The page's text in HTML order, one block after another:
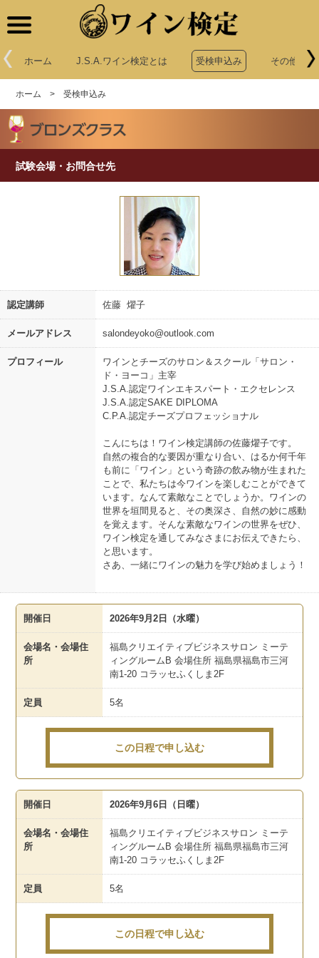
ホーム J.S.A.ワイン検定とは 受検申込み その他申込
ホーム >受検申込み
試験会場・お問合せ先
認定講師 佐藤 燿子
メールアドレス salondeyoko@outlook.com
プロフィール
ワインとチーズのサロン＆スクール「サロン・
ド・ヨーコ」主宰
J.S.A.認定ワインエキスパート・エクセレンス
J.S.A.認定SAKE DIPLOMA
C.P.A.認定チーズプロフェッショナル
こんにちは！ワイン検定講師の佐藤燿子です。
自然の複合的な要因が重なり合い、はるか何千年
も前に「ワイン」という奇跡の飲み物が生まれた
ことで、私たちは今ワインを楽しむことができて
います。なんて素敵なことでしょうか。ワインの
世界を垣間見ると、その奥深さ、自然の妙に感動
を覚えます。そんな素敵なワインの世界をぜひ、
ワイン検定を通してみなさまにお伝えできたら、
と思います。
さあ、一緒にワインの魅力を学び始めましょう！
開催日 2026年9月2日（水曜）
会場名・会場住
所
福島クリエイティブビジネスサロン ミーテ
ィングルームB 会場住所 福島県福島市三河
南1-20 コラッセふくしま2F
定員 5名
この日程で申し込む
開催日 2026年9月6日（日曜）
会場名・会場住
所
福島クリエイティブビジネスサロン ミーテ
ィングルームB 会場住所 福島県福島市三河
南1-20 コラッセふくしま2F
定員 5名
この日程で申し込む